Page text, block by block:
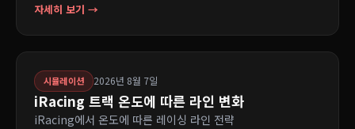
자세히 보기 →
시뮬레이션 2026년 8월 7일
iRacing 트랙 온도에 따른 라인 변화
iRacing에서 온도에 따른 레이싱 라인 전략